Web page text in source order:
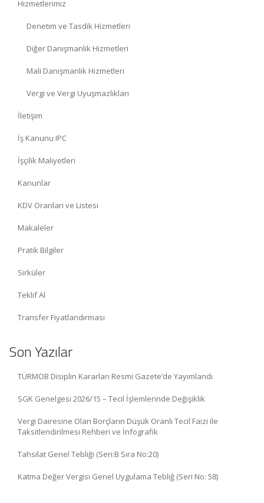
Hizmetlerimiz
Denetim ve Tasdik Hizmetleri
Diğer Danışmanlık Hizmetleri
Mali Danışmanlık Hizmetleri
Vergi ve Vergi Uyuşmazlıkları
İletişim
İş Kanunu IPC
İşçilik Maliyetleri
Kanunlar
KDV Oranları ve Listesi
Makaleler
Pratik Bilgiler
Sirküler
Teklif Al
Transfer Fiyatlandırması
Son Yazılar
TÜRMOB Disiplin Kararları Resmi Gazete’de Yayımlandı
SGK Genelgesi 2026/15 – Tecil İşlemlerinde Değişiklik
Vergi Dairesine Olan Borçların Düşük Oranlı Tecil Faizi ile
Taksitlendirilmesi Rehberi ve İnfografik
Tahsilat Genel Tebliği (Seri:B Sıra No:20)
Katma Değer Vergisi Genel Uygulama Tebliğ (Seri No: 58)